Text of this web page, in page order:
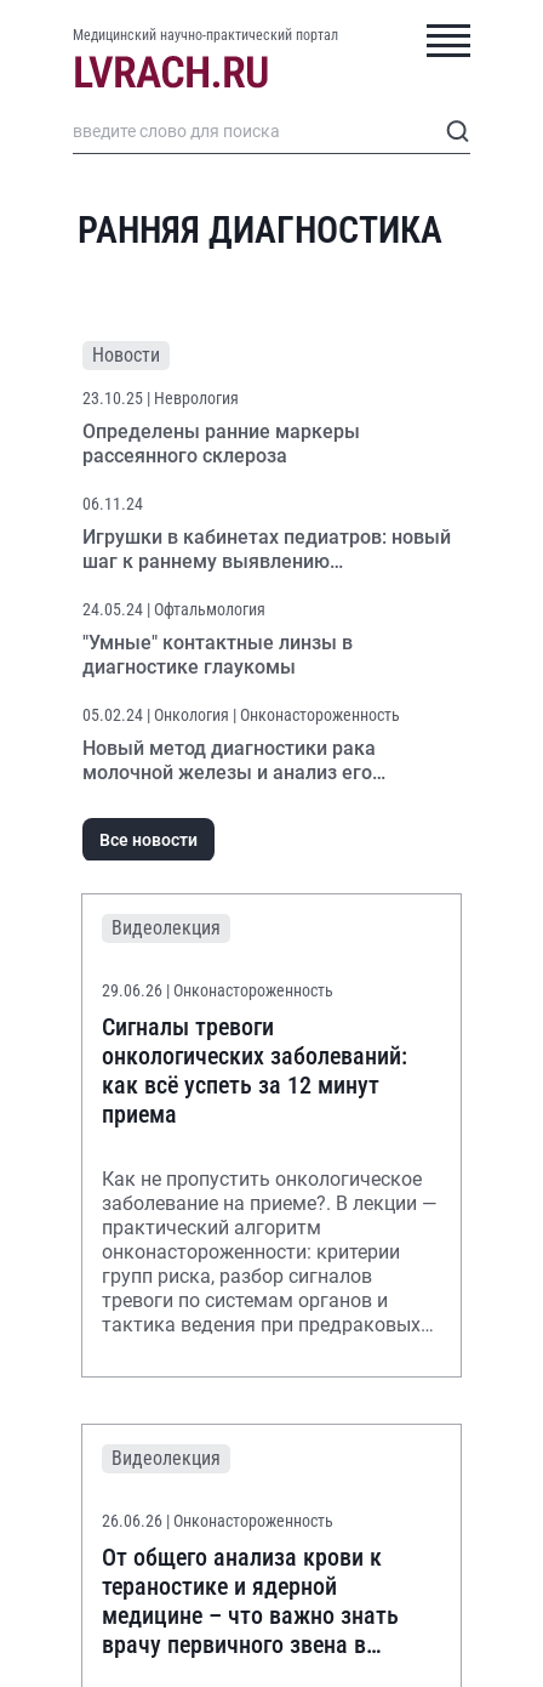
Медицинский научно-практический портал
РАННЯЯ ДИАГНОСТИКА
Новости
23.10.25 | Неврология
Определены ранние маркеры
рассеянного склероза
06.11.24
Игрушки в кабинетах педиатров: новый
шаг к раннему выявлению
24.05.24 | Офтальмология
"Умные" контактные линзы в
диагностике глаукомы
05.02.24 | Онкология | Онконастороженность
Новый метод диагностики рака
молочной железы и анализ его
Все новости
Видеолекция
29.06.26 | Онконастороженность
Сигналы тревоги
онкологических заболеваний:
как всё успеть за 12 минут
приема
Как не пропустить онкологическое
заболевание на приеме?. В лекции —
практический алгоритм
онконастороженности: критерии
групп риска, разбор сигналов
тревоги по системам органов и
тактика ведения при предраковых
Видеолекция
26.06.26 | Онконастороженность
От общего анализа крови к
тераностике и ядерной
медицине – что важно знать
врачу первичного звена в